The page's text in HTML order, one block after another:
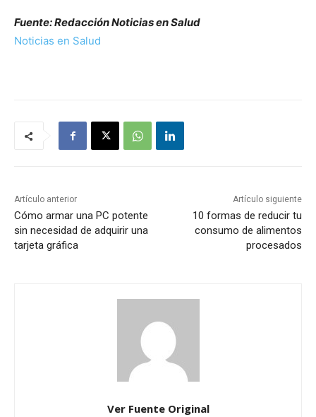
Fuente: Redacción Noticias en Salud
Noticias en Salud
Artículo anterior
Cómo armar una PC potente
sin necesidad de adquirir una
tarjeta gráfica
Artículo siguiente
10 formas de reducir tu
consumo de alimentos
procesados
Ver Fuente Original